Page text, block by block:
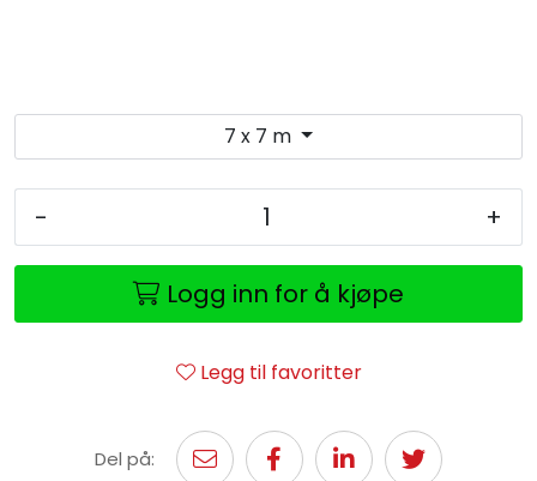
7 x 7 m
- +
Logg inn for å kjøpe
Legg til favoritter
Del på: